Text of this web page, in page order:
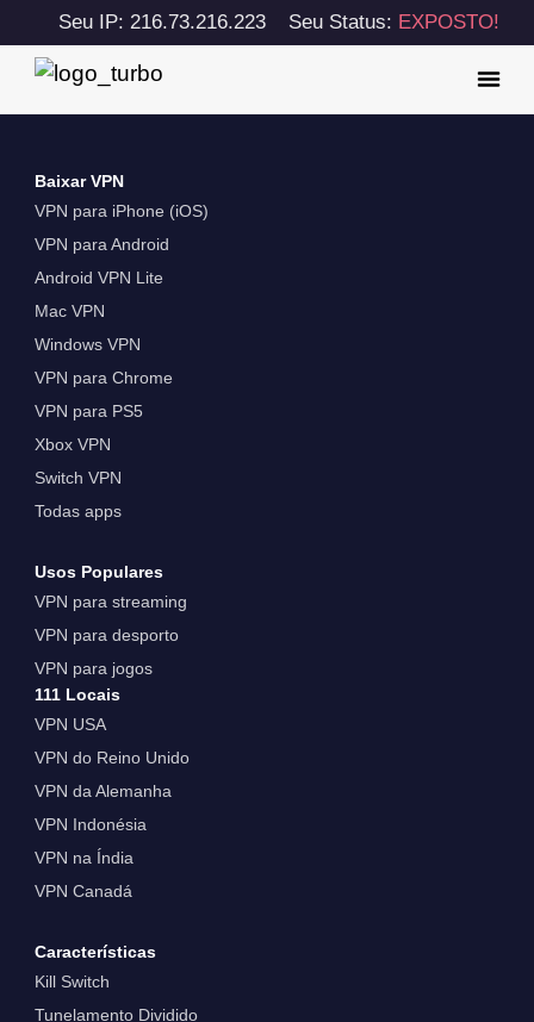
Seu IP: 216.73.216.223 Seu Status: EXPOSTO!
Baixar VPN
VPN para iPhone (iOS)
VPN para Android
Android VPN Lite
Mac VPN
Windows VPN
VPN para Chrome
VPN para PS5
Xbox VPN
Switch VPN
Todas apps
Usos Populares
VPN para streaming
VPN para desporto
VPN para jogos
111 Locais
VPN USA
VPN do Reino Unido
VPN da Alemanha
VPN Indonésia
VPN na Índia
VPN Canadá
Características
Kill Switch
Tunelamento Dividido